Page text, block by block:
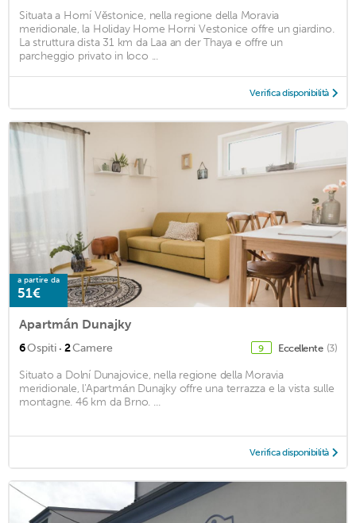
Situata a Horní Věstonice, nella regione della Moravia
meridionale, la Holiday Home Horni Vestonice offre un giardino.
La struttura dista 31 km da Laa an der Thaya e offre un
parcheggio privato in loco ...
Verifica disponibilità
a partire da
51€
Apartmán Dunajky
6Ospiti · 2Camere 9 Eccellente (3)
Situato a Dolní Dunajovice, nella regione della Moravia
meridionale, l'Apartmán Dunajky offre una terrazza e la vista sulle
montagne. 46 km da Brno. ...
Verifica disponibilità